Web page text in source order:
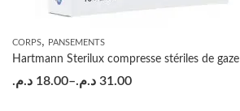
CORPS, PANSEMENTS
Hartmann Sterilux compresse stériles de gaze
18.00 د.م. – 31.00 د.م.